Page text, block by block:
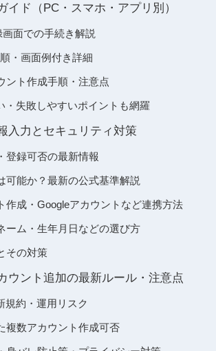
ド（PC・スマホ・アプリ別）
面での手続き解説
・画面例付き詳細
ント作成手順・注意点
・失敗しやすいポイントも網羅
入力とセキュリティ対策
登録可否の最新情報
可能か？最新の公式基準解説
作成・Googleアカウントなど連携方法
ーム・生年月日などの選び方
その対策
ウント追加の最新ルール・注意点
規約・運用リスク
複数アカウント作成可否